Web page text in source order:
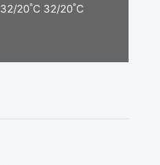
32/20°C 32/20°C